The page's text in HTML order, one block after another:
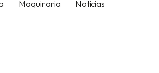
Maquinaria Noticias